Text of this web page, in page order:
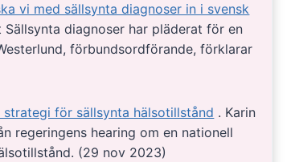
vi med sällsynta diagnoser in i svensk
Sällsynta diagnoser har pläderat för en
förbundsordförande, förklarar
för sällsynta hälsotillstånd . Karin
regeringens hearing om en nationell
(29 nov 2023)